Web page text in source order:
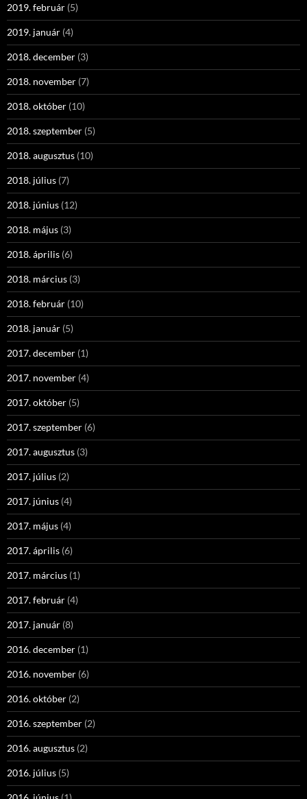
2019. február (5)
2019. január (4)
2018. december (3)
2018. november (7)
2018. október (10)
2018. szeptember (5)
2018. augusztus (10)
2018. július (7)
2018. június (12)
2018. május (3)
2018. április (6)
2018. március (3)
2018. február (10)
2018. január (5)
2017. december (1)
2017. november (4)
2017. október (5)
2017. szeptember (6)
2017. augusztus (3)
2017. július (2)
2017. június (4)
2017. május (4)
2017. április (6)
2017. március (1)
2017. február (4)
2017. január (8)
2016. december (1)
2016. november (6)
2016. október (2)
2016. szeptember (2)
2016. augusztus (2)
2016. július (5)